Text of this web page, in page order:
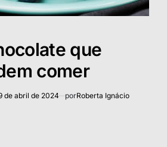
que
comer
de abril de 2024 porRoberta Ignácio